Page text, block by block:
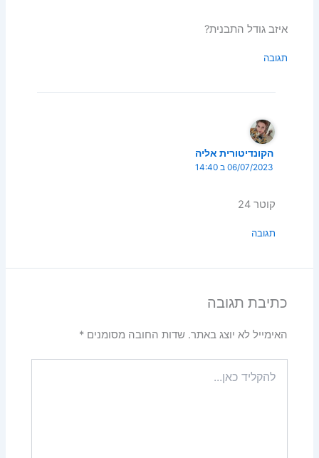
איזב גודל התבנית?
תגובה
הקונדיטורית אליה
06/07/2023 ב 14:40
קוטר 24
תגובה
כתיבת תגובה
האימייל לא יוצג באתר. שדות החובה מסומנים*
כאן...